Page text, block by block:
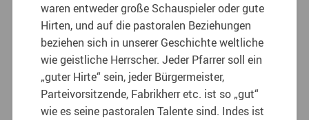
waren entweder große Schauspieler oder gute
Hirten, und auf die pastoralen Beziehungen
beziehen sich in unserer Geschichte weltliche
wie geistliche Herrscher. Jeder Pfarrer soll ein
„guter Hirte“ sein, jeder Bürgermeister,
Parteivorsitzende, Fabrikherr etc. ist so „gut“
wie es seine pastoralen Talente sind. Indes ist